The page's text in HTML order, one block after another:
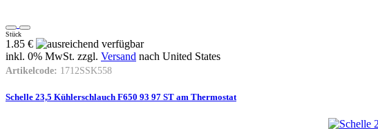
Stück
1.85 €
inkl. 0% MwSt. zzgl. Versand nach United States
Artikelcode: 1712SSK558
Schelle 23,5 Kühlerschlauch F650 93 97 ST am Thermostat